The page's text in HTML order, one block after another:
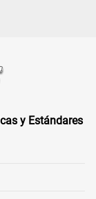
y Estándares